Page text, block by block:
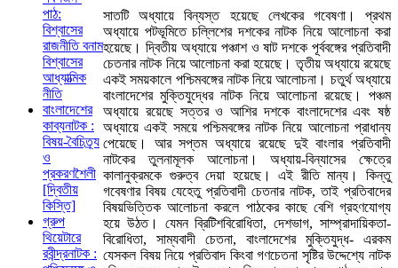
সাতটি অধ্যায়ে বিন্যস্ত হয়েছে লেখকের গবেষণা। প্রথম
অধ্যায়ে পটভূমিতে চল্লিশের দশকের নাটক নিয়ে আলোচনা করা
হয়েছে। দ্বিতীয় অধ্যায়ে পঞ্চাশ ও ষাট দশকে পূর্ববঙ্গের প্রতিবাদী
চেতনার নাটক নিয়ে আলোচনা করা হয়েছে। তৃতীয় অধ্যায়ে রয়েছে
একই সময়কালে পশ্চিমবঙ্গের নাটক নিয়ে আলোচনা। চতুর্থ অধ্যায়ে
বাংলাদেশের মুক্তিযুদ্ধের নাটক নিয়ে আলোচনা রয়েছে। পঞ্চম
অধ্যায়ে রয়েছে সত্তর ও আশির দশকে বাংলাদেশের এবং ষষ্ঠ
অধ্যায়ে একই সময়ে পশ্চিমবঙ্গের নাটক নিয়ে আলোচনা প্রাধান্য
পেয়েছে। আর সপ্তম অধ্যায়ে রয়েছে দুই বাংলার প্রতিবাদী
নাটকের তুলনামূলক আলোচনা। অধ্যায়-বিন্যাসের ক্ষেত্রে
কালানুক্রমকে গুরুত্ব দেয়া হয়েছে। এই রীতি মান্য। কিন্তু
গবেষণার বিষয় যেহেতু প্রতিবাদী চেতনার নাটক, তাই প্রতিবাদের
বিষয়ভিত্তিক আলোচনা করলে পাঠকের কাছে বেশি গ্রহণযোগ্য
হয়ে উঠত। যেমন ব্রিটিশবিরোধিতা, দেশভাগ, সাম্প্রাদায়িকতা-
বিরোধিতা, সাম্যবাদী চেতনা, বাংলাদেশের মুক্তিযুদ্ধ- এরকম
যেসকল বিষয় নিয়ে প্রতিবাদ কিংবা গণচেতনা সৃষ্টির উদ্দেশ্যে নাটক
পাঠ:
বিশ্বাসের
রাজনীতি বনাম
বিশ্বাসের
আধ্যাত্মিক
নীতি
বাংলাদেশের
কাব্যনাটক :
বিষয়-বৈচিত্র্য
ও
প্রকরণশৈলী
[দ্বিতীয়
কিস্তি]
গ্রুপ
থিয়েটারে
রবীন্দ্রনাটক :